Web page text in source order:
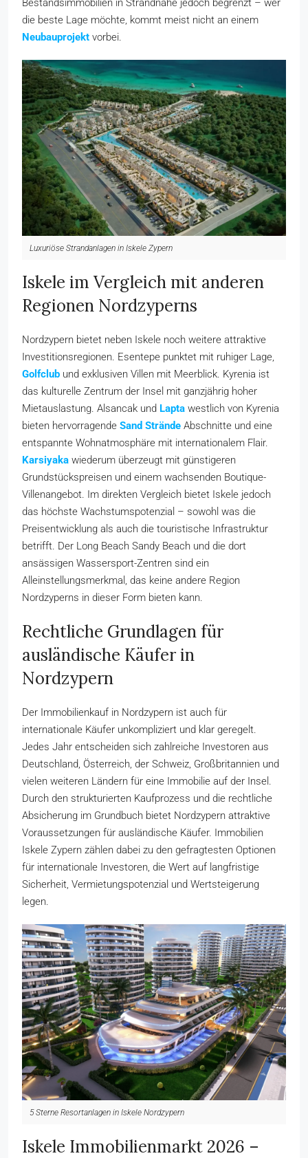
Bestandsimmobilien in Strandnähe jedoch begrenzt – wer
die beste Lage möchte, kommt meist nicht an einem
Neubauprojekt vorbei.
Luxuriöse Strandanlagen in Iskele Zypern
Iskele im Vergleich mit anderen
Regionen Nordzyperns
Nordzypern bietet neben Iskele noch weitere attraktive
Investitionsregionen. Esentepe punktet mit ruhiger Lage,
Golfclub und exklusiven Villen mit Meerblick. Kyrenia ist
das kulturelle Zentrum der Insel mit ganzjährig hoher
Mietauslastung. Alsancak und Lapta westlich von Kyrenia
bieten hervorragende Sand Strände Abschnitte und eine
entspannte Wohnatmosphäre mit internationalem Flair.
Karsiyaka wiederum überzeugt mit günstigeren
Grundstückspreisen und einem wachsenden Boutique-
Villenangebot. Im direkten Vergleich bietet Iskele jedoch
das höchste Wachstumspotenzial – sowohl was die
Preisentwicklung als auch die touristische Infrastruktur
betrifft. Der Long Beach Sandy Beach und die dort
ansässigen Wassersport-Zentren sind ein
Alleinstellungsmerkmal, das keine andere Region
Nordzyperns in dieser Form bieten kann.
Rechtliche Grundlagen für
ausländische Käufer in
Nordzypern
Der Immobilienkauf in Nordzypern ist auch für
internationale Käufer unkompliziert und klar geregelt.
Jedes Jahr entscheiden sich zahlreiche Investoren aus
Deutschland, Österreich, der Schweiz, Großbritannien und
vielen weiteren Ländern für eine Immobilie auf der Insel.
Durch den strukturierten Kaufprozess und die rechtliche
Absicherung im Grundbuch bietet Nordzypern attraktive
Voraussetzungen für ausländische Käufer. Immobilien
Iskele Zypern zählen dabei zu den gefragtesten Optionen
für internationale Investoren, die Wert auf langfristige
Sicherheit, Vermietungspotenzial und Wertsteigerung
legen.
5 Sterne Resortanlagen in Iskele Nordzypern
Iskele Immobilienmarkt 2026 –